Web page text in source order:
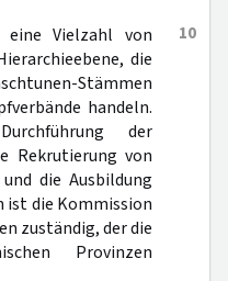
10
eine Vielzahl von
die
Stämmen
handeln.
der
Rekrutierung von
die Ausbildung
ist die Kommission
zuständig, der die
Provinzen